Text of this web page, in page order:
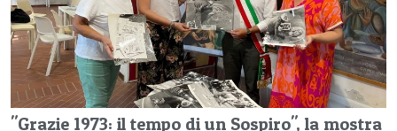
"Grazie 1973: il tempo di un Sospiro", la mostra